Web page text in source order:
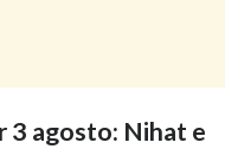
3 agosto: Nihat e